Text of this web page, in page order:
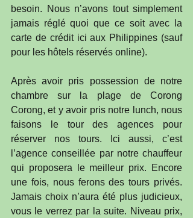
besoin. Nous n’avons tout simplement
jamais réglé quoi que ce soit avec la
carte de crédit ici aux Philippines (sauf
pour les hôtels réservés online).
Après avoir pris possession de notre
chambre sur la plage de Corong
Corong, et y avoir pris notre lunch, nous
faisons le tour des agences pour
réserver nos tours. Ici aussi, c’est
l’agence conseillée par notre chauffeur
qui proposera le meilleur prix. Encore
une fois, nous ferons des tours privés.
Jamais choix n’aura été plus judicieux,
vous le verrez par la suite. Niveau prix,